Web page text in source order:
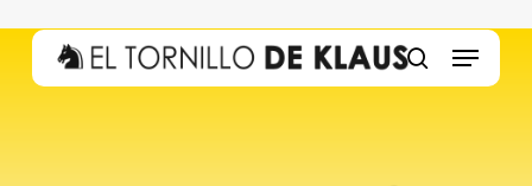
search
Menu